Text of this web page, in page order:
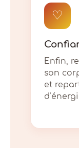
♡
Enfin,
son
et